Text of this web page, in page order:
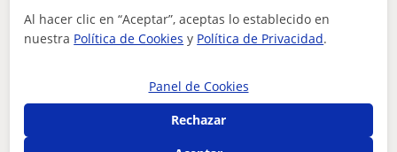
Otros profesores de ESO en Donostia-San
Al hacer clic en “Aceptar”, aceptas lo establecido en
nuestra Política de Cookies y Política de Privacidad.
Panel de Cookies
Rechazar